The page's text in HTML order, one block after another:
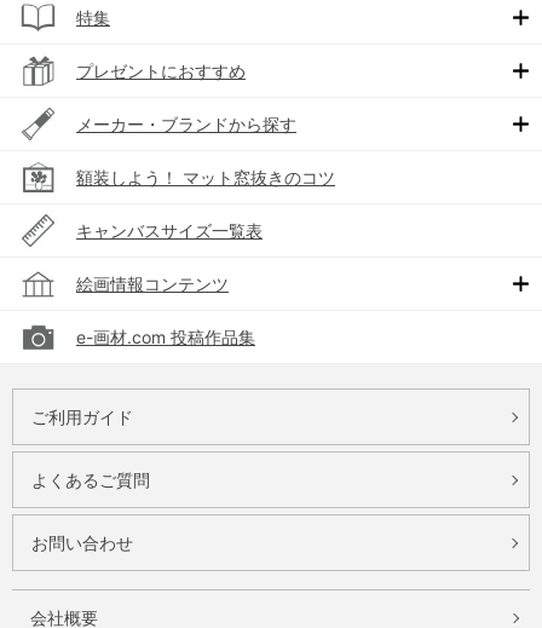
特集
プレゼントにおすすめ
メーカー・ブランドから探す
額装しよう！ マット窓抜きのコツ
キャンバスサイズ一覧表
絵画情報コンテンツ
e-画材.com 投稿作品集
ご利用ガイド
よくあるご質問
お問い合わせ
会社概要